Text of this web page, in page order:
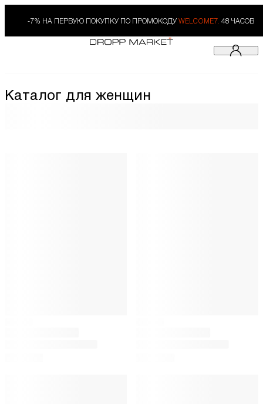
-7% НА ПЕРВУЮ ПОКУПКУ ПО ПРОМОКОДУ WELCOME7. 48 ЧАСОВ
Каталог для женщин